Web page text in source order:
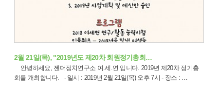
2월 21일(목), "2019년도 제20차 회원정기총회…
회를 개최합니다. - 일시 : 2019년 2월 21일(목) 오후 7시 - 장소 : …